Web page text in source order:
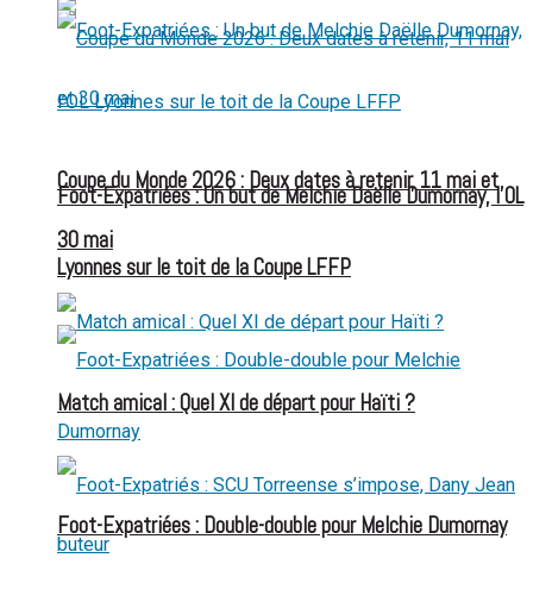
Foot-Expatriées : Un but de Melchie Daëlle Dumornay, l’OL
Lyonnes sur le toit de la Coupe LFFP
Foot-Expatriées : Double-double pour Melchie Dumornay
Coupe du Monde 2026 : Deux dates à retenir, 11 mai et
30 mai
Match amical : Quel XI de départ pour Haïti ?